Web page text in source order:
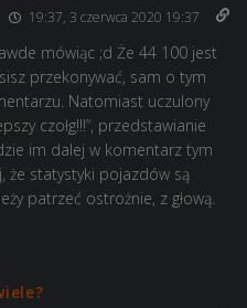
19:37, 3 czerwca 2020 19:37
mówiąc ;d Że 44 100 jest
przekonywać, sam o tym
Natomiast uczulony
czołg!!!”, przedstawianie
im dalej w komentarz tym
że statystyki pojazdów są
patrzeć ostrożnie, z głową.